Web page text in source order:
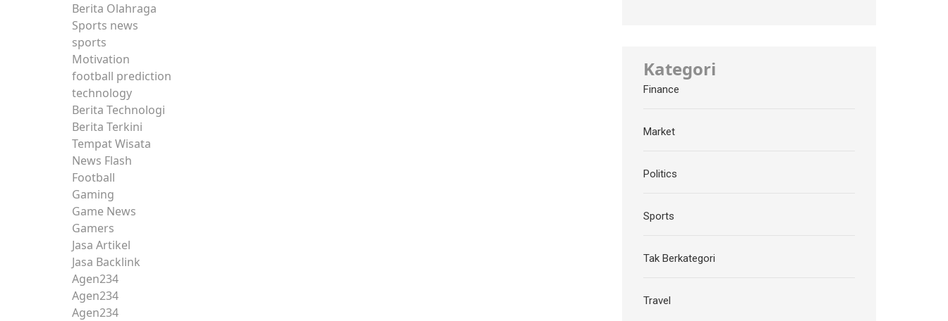
Berita Olahraga
Sports news
sports
Motivation
football prediction
technology
Berita Technologi
Berita Terkini
Tempat Wisata
News Flash
Football
Gaming
Game News
Gamers
Jasa Artikel
Jasa Backlink
Agen234
Agen234
Agen234
Kategori
Finance
Market
Politics
Sports
Tak Berkategori
Travel